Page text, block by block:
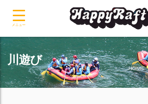
川遊び
HOME
メニュー